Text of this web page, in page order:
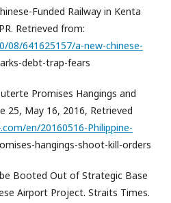
Funded Railway in Kenta
Retrieved from:
08/641625157/a-new-chinese-
debt-trap-fears
Promises Hangings and
25, May 16, 2016, Retrieved
en/20160516-Philippine-
hangings-shoot-kill-orders
Booted Out of Strategic Base
Airport Project. Straits Times.